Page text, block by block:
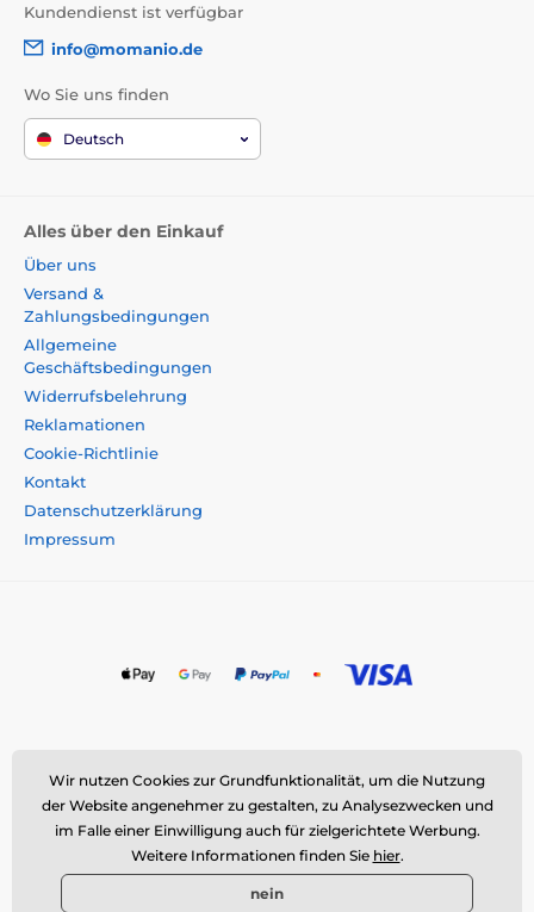
Kundendienst ist verfügbar
info@momanio.de
Wo Sie uns finden
Deutsch
Alles über den Einkauf
Über uns
Versand &
Zahlungsbedingungen
Allgemeine
Geschäftsbedingungen
Widerrufsbelehrung
Reklamationen
Cookie-Richtlinie
Kontakt
Datenschutzerklärung
Impressum
Momanio s.r.o., Okružní 361/14, 747 18 Píšť, Tschechische
Republik
E-Mail:info@momanio.de| Tel: +420 591 142 359
ID: 09604707 | VAT: CZ09604707
Okružní 361/14, 747 18 Píšť, ID: 09604707, VAT:
Wir nutzen Cookies zur Grundfunktionalität, um die Nutzung
der Website angenehmer zu gestalten, zu Analysezwecken und
im Falle einer Einwilligung auch für zielgerichtete Werbung.
Weitere Informationen finden Sie hier.
nein